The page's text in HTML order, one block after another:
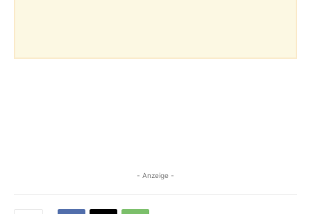
- Anzeige -